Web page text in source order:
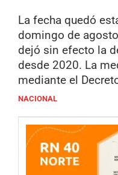
La fecha quedó
domingo de
dejó sin efecto la
desde 2020. La
mediante el
NACIONAL